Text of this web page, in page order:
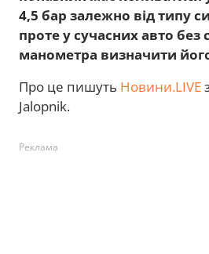
4,5 бар залежно від типу
проте у сучасних авто без
манометра визначити
Про це пишуть Новини.LIVE
Jalopnik.
Реклама